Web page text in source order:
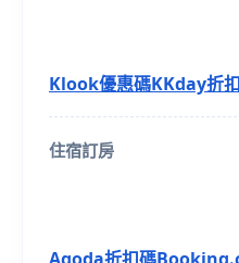
Klook優惠碼KKday折
住宿訂房